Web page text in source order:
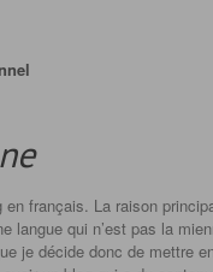
français. La raison
langue qui n’est pas la
je décide donc de mettre